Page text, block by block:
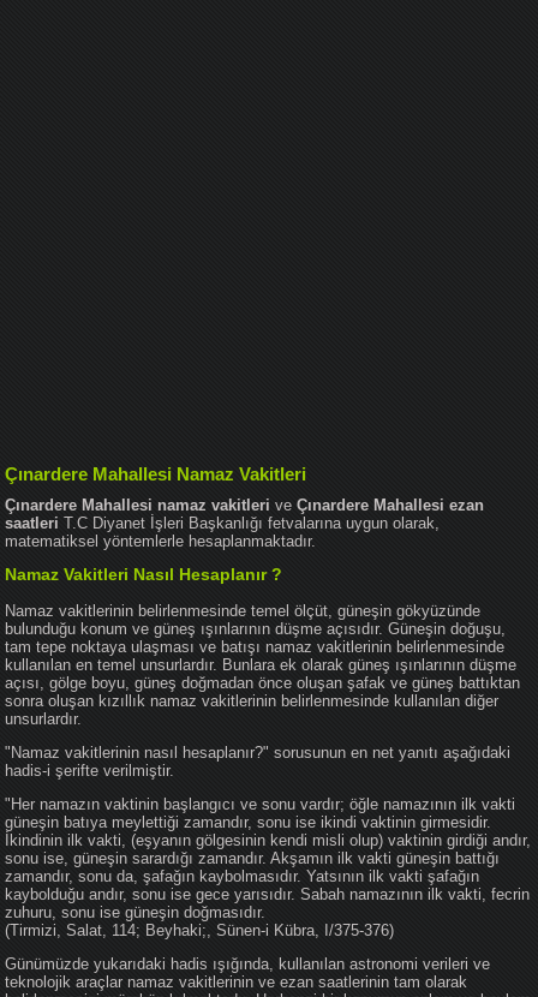
Çınardere Mahallesi Namaz Vakitleri
Çınardere Mahallesi namaz vakitleri veÇınardere Mahallesi ezan
saatleri T.C Diyanet İşleri Başkanlığı fetvalarına uygun olarak,
matematiksel yöntemlerle hesaplanmaktadır.
Namaz Vakitleri Nasıl Hesaplanır ?
Namaz vakitlerinin belirlenmesinde temel ölçüt, güneşin gökyüzünde
bulunduğu konum ve güneş ışınlarının düşme açısıdır. Güneşin doğuşu,
tam tepe noktaya ulaşması ve batışı namaz vakitlerinin belirlenmesinde
kullanılan en temel unsurlardır. Bunlara ek olarak güneş ışınlarının düşme
açısı, gölge boyu, güneş doğmadan önce oluşan şafak ve güneş battıktan
sonra oluşan kızıllık namaz vakitlerinin belirlenmesinde kullanılan diğer
unsurlardır.
"Namaz vakitlerinin nasıl hesaplanır?" sorusunun en net yanıtı aşağıdaki
hadis-i şerifte verilmiştir.
"Her namazın vaktinin başlangıcı ve sonu vardır; öğle namazının ilk vakti
güneşin batıya meylettiği zamandır, sonu ise ikindi vaktinin girmesidir.
İkindinin ilk vakti, (eşyanın gölgesinin kendi misli olup) vaktinin girdiği andır,
sonu ise, güneşin sarardığı zamandır. Akşamın ilk vakti güneşin battığı
zamandır, sonu da, şafağın kaybolmasıdır. Yatsının ilk vakti şafağın
kaybolduğu andır, sonu ise gece yarısıdır. Sabah namazının ilk vakti, fecrin
zuhuru, sonu ise güneşin doğmasıdır.
(Tirmizi, Salat, 114; Beyhaki;, Sünen-i Kübra, I/375-376)
Günümüzde yukarıdaki hadis ışığında, kullanılan astronomi verileri ve
teknolojik araçlar namaz vakitlerinin ve ezan saatlerinin tam olarak